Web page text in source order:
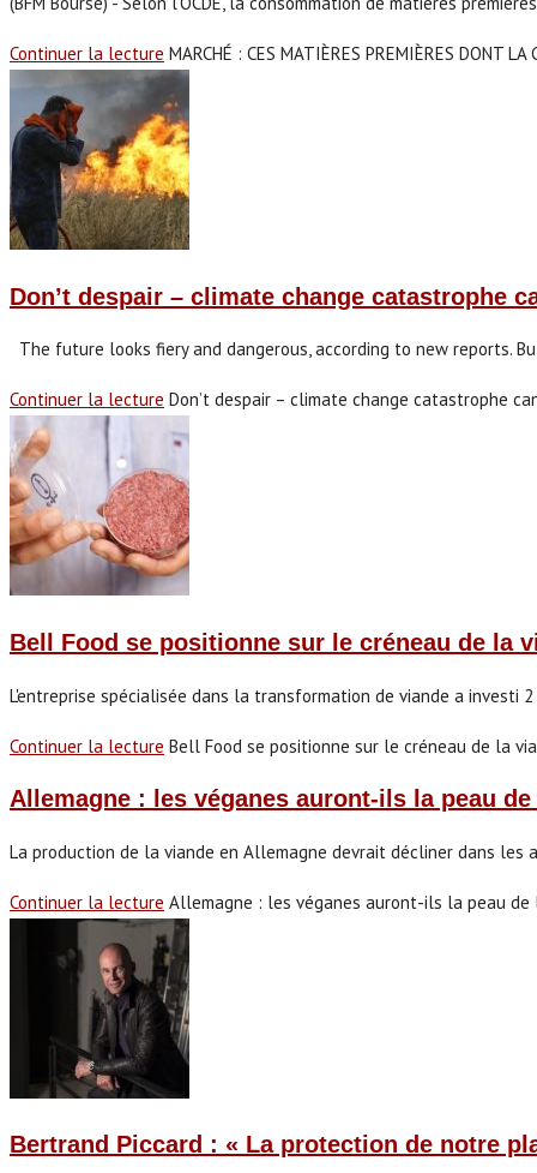
Continuer la lecture MARCHÉ : CES MATIÈRES PREMIÈRES DONT
Don’t despair – climate change catastrophe
The future looks fiery and dangerous, according to new reports.
Continuer la lecture Don’t despair – climate change catastrophe
Bell Food se positionne sur le créneau de la
L'entreprise spécialisée dans la transformation de viande a
Continuer la lecture Bell Food se positionne sur le créneau de la
Allemagne : les véganes auront-ils la peau
La production de la viande en Allemagne devrait décliner dans les
Continuer la lecture Allemagne : les véganes auront-ils la peau de
Bertrand Piccard : « La protection de notre